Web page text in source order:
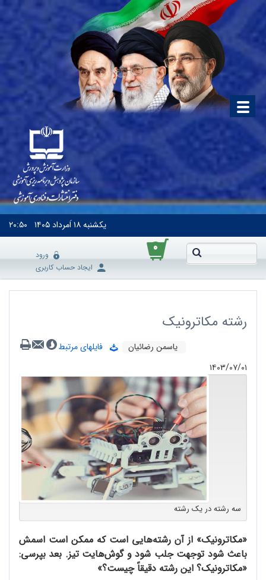
یکشنبه۱۸ اَمرداد ۱۴۰۵ ۲۰:۵۰
۰
ورود
ایجاد حساب کاربری
رشته مکاترونیک
یاسمن رضائیان
فایلهای مرتبط
۱۴۰۳/۰۷/۰۱
سه رشته در یک رشته
«مکاترونیک» از آن رشته‌هایی است که ممکن است اسمش
باعث شود توجهت جلب شود و گوش‌هایت تیز. بعد بپرسی:
«مکاترونیک؟ این رشته دقیقاً چیست؟»